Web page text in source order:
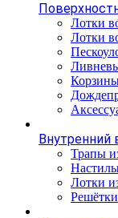
Лотки
Лотки
Внутренний
Трапы
Лотки